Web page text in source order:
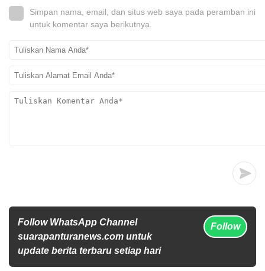
Simpan nama, email, dan situs web saya pada peramban ini
untuk komentar saya berikutnya.
Follow WhatsApp Channel
suarapanturanews.com untuk
update berita terbaru setiap hari
Follow